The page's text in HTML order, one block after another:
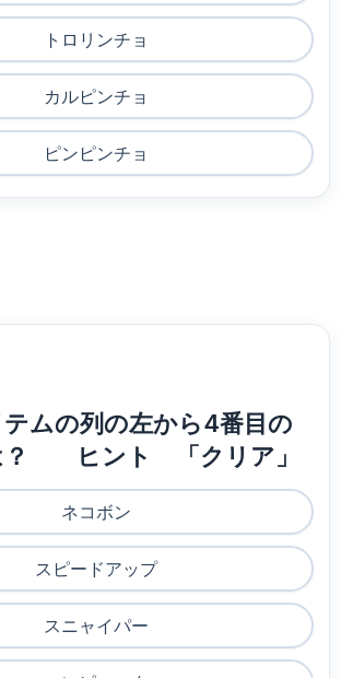
トロリンチョ
カルピンチョ
ピンピンチョ
ムの列の左から4番目の
？ ヒント 「クリア」
ネコボン
スピードアップ
スニャイパー